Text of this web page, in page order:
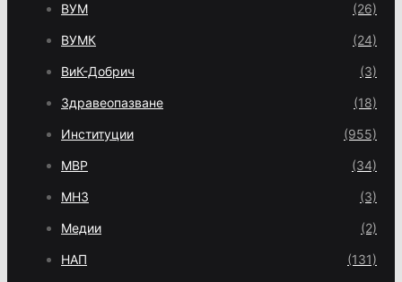
ВУМ (26)
ВУМК (24)
ВиК-Добрич (3)
Здравеопазване (18)
Институции (955)
МВР (34)
МНЗ (3)
Медии (2)
НАП (131)